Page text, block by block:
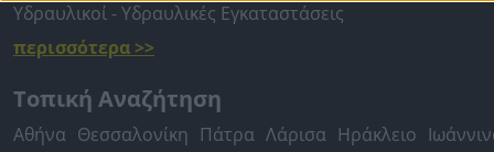
Υδραυλικοί - Υδραυλικές Εγκαταστάσεις
περισσότερα >>
Τοπική Αναζήτηση
Αθήνα Θεσσαλονίκη Πάτρα Λάρισα Ηράκλειο